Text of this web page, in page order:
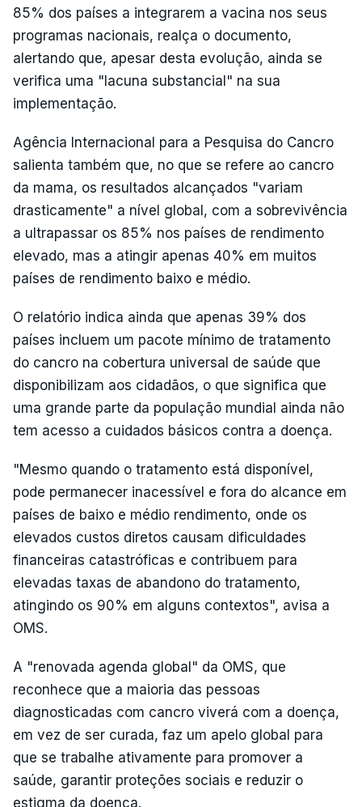
85% dos países a integrarem a vacina nos seus
programas nacionais, realça o documento,
alertando que, apesar desta evolução, ainda se
verifica uma "lacuna substancial" na sua
implementação.
Agência Internacional para a Pesquisa do Cancro
salienta também que, no que se refere ao cancro
da mama, os resultados alcançados "variam
drasticamente" a nível global, com a sobrevivência
a ultrapassar os 85% nos países de rendimento
elevado, mas a atingir apenas 40% em muitos
países de rendimento baixo e médio.
O relatório indica ainda que apenas 39% dos
países incluem um pacote mínimo de tratamento
do cancro na cobertura universal de saúde que
disponibilizam aos cidadãos, o que significa que
uma grande parte da população mundial ainda não
tem acesso a cuidados básicos contra a doença.
"Mesmo quando o tratamento está disponível,
pode permanecer inacessível e fora do alcance em
países de baixo e médio rendimento, onde os
elevados custos diretos causam dificuldades
financeiras catastróficas e contribuem para
elevadas taxas de abandono do tratamento,
atingindo os 90% em alguns contextos", avisa a
OMS.
A "renovada agenda global" da OMS, que
reconhece que a maioria das pessoas
diagnosticadas com cancro viverá com a doença,
em vez de ser curada, faz um apelo global para
que se trabalhe ativamente para promover a
saúde, garantir proteções sociais e reduzir o
estigma da doença.